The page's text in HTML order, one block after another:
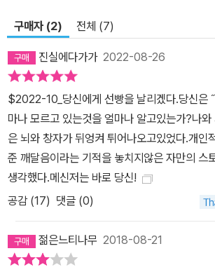
사람들 이야기가 아니다. 일부 선진국이나 영미
다. 이미 우리 주변에 자신의 지식과 경험을 팔
나 많다. 글과 강연과 교육으로 억대 수입을 올
방송인들이 여기에 포함된다. 그리고 대표적인
오른 1인 미디어. 어린아이부터 노인까지 유튜
를 올려 사람에 따라 어마어마한 수익을 올리고
이름이 알려지지 않은 사람들이 훨씬 더 많다.
우던 60대 가장은 퇴직 후 타운하우스를 돌며
리하는 정원 관리사가 된다. 음식 솜씨 좋기로
받아 김치와 반찬을 공급하는 1인 사장님이 되
만들어온 기획편집자는 책을 쓰고 싶어하는 사
구매자 (2) 전체 (7)
진실에다가가2022-08-26
$2022-10_당신에게 선빵을 날리겠다.당신은
마나 모르고 있는것을 얼마나 알고있는가?나
은 뇌와 창자가 뒤엉켜 튀어나오고있었다.개인
준 깨달음이라는 기적을 놓치지않은 자만의 스
생각했다.메신저는 바로 당신!
공감 (17) 댓글 (0)
젊은느티나무 2018-08-21